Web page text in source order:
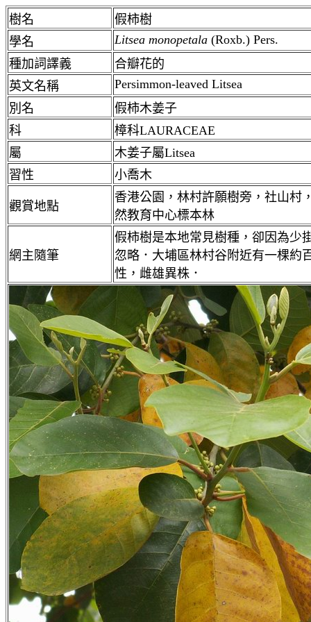
樹名
假柿樹
學名
Litsea monopetala (Roxb.) Pers.
種加詞譯義
合瓣花的
英文名稱
Persimmon-leaved Litsea
別名
假柿木姜子
科
樟科LAURACEAE
屬
木姜子屬Litsea
習性
小喬木
觀賞地點
香港公園，林村許願樹旁，社山村
然教育中心標本林
網主隨筆
假柿樹是本地常見樹種，卻因為少
忽略．大埔區林村谷附近有一棵約
性，雌雄異株．